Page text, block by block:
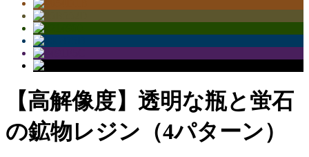
【高解像度】透明な瓶と蛍石
の鉱物レジン（4パターン）